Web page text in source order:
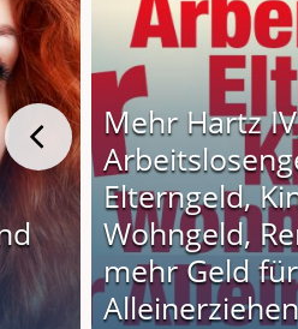
Mehr Hartz
Elterngeld,
Wohngeld,
mehr Geld für